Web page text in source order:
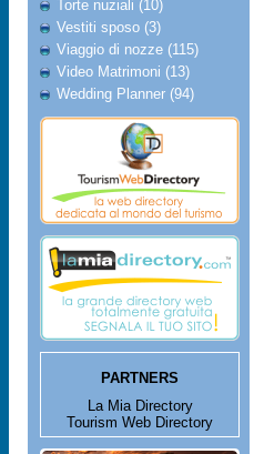
Torte nuziali (10)
Vestiti sposo (3)
Viaggio di nozze (115)
Video Matrimoni (13)
Wedding Planner (94)
PARTNERS
La Mia Directory
Tourism Web Directory